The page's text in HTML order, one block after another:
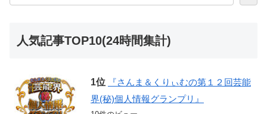
人気記事TOP10(24時間集計)
『さんま＆くりぃむの第１２回芸能
界(秘)個人情報グランプリ』